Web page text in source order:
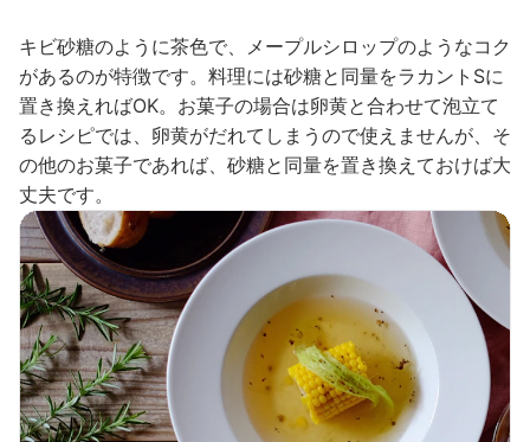
キビ砂糖のように茶色で、メープルシロップのようなコク
があるのが特徴です。料理には砂糖と同量をラカントSに
置き換えればOK。お菓子の場合は卵黄と合わせて泡立て
るレシピでは、卵黄がだれてしまうので使えませんが、そ
の他のお菓子であれば、砂糖と同量を置き換えておけば大
丈夫です。